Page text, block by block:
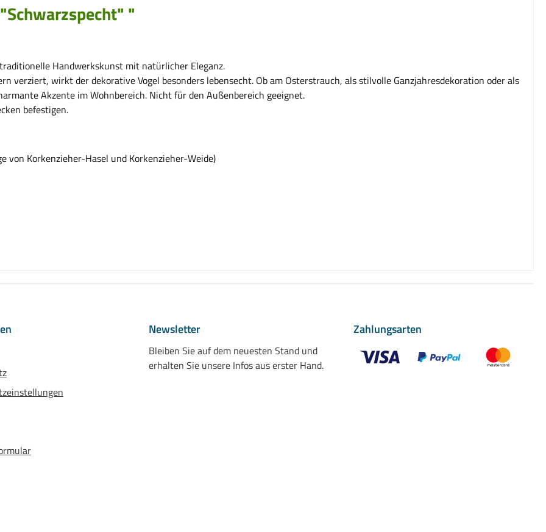
"
Handwerkskunst mit natürlicher Eleganz.
verziert, wirkt der dekorative Vogel besonders lebensecht. Ob am Osterstrauch, als stilvolle Ganzjahresdekoration oder als
Akzente im Wohnbereich. Nicht für den Außenbereich geeignet.
befestigen.
von Korkenzieher-Hasel und Korkenzieher-Weide)
Newsletter
Bleiben Sie auf dem neuesten Stand und
erhalten Sie unsere Infos aus erster Hand.
Zahlungsarten